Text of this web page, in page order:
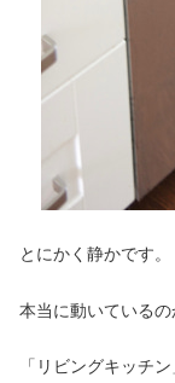
とにかく静かです。
本当に動いているの
「リビングキッチ